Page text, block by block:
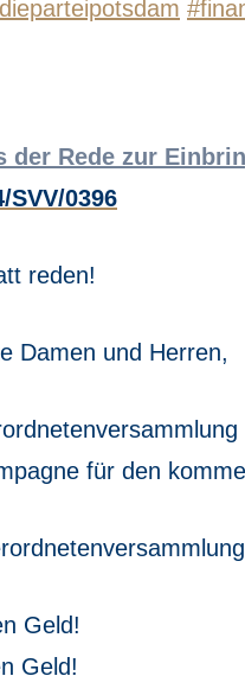
der Rede zur
SVV/0396
reden!
Damen und Herren,
für den
Geld!
Geld!